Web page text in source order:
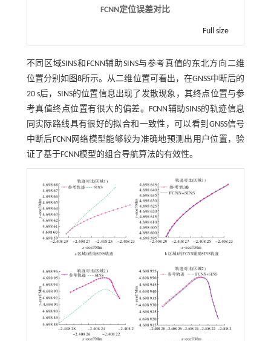
FCNN定位误差对比
Full size
不同区域SINS和FCNN辅助SINS与参考真值的东北方向二维
位置分别如 图8所示。从二维位置可看出，在GNSS中断后的
20 s后，SINS的位置信息出现了发散现象，其终点位置与参
考真值终点位置有很大的偏差。FCNN辅助SINS的轨迹信息
同实际路线具有很好的拟合和一致性，可以看到GNSS信号
中断后FCNN网络模型能够较为准确地预测出用户位置，验
证了基于FCNN模型的组合导航算法的有效性。